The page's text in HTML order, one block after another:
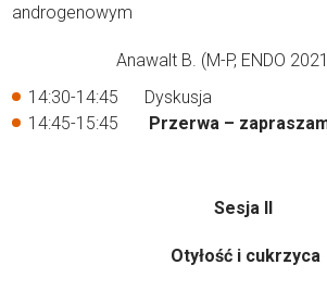
androgenowym
Anawalt B. (M-P, ENDO 2021,
14:30-14:45 Dyskusja
14:45-15:45 Przerwa –
Sesja II
Otyłość i cukrzyca